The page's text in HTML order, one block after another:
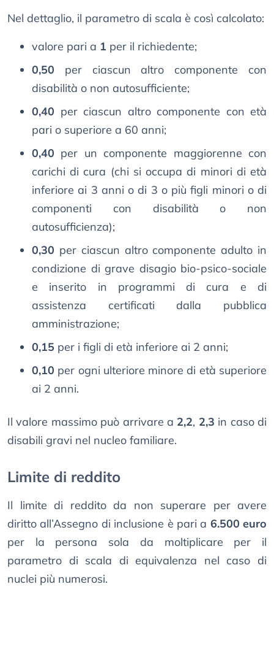
Nel dettaglio, il parametro di scala è così calcolato:
valore pari a 1 per il richiedente;
0,50 per ciascun altro componente con
disabilità o non autosufficiente;
0,40 per ciascun altro componente con età
pari o superiore a 60 anni;
0,40 per un componente maggiorenne con
carichi di cura (chi si occupa di minori di età
inferiore ai 3 anni o di 3 o più figli minori o di
componenti con disabilità o non
autosufficienza);
0,30 per ciascun altro componente adulto in
condizione di grave disagio bio-psico-sociale
e inserito in programmi di cura e di
assistenza certificati dalla pubblica
amministrazione;
0,15 per i figli di età inferiore ai 2 anni;
0,10 per ogni ulteriore minore di età superiore
ai 2 anni.
Il valore massimo può arrivare a 2,2, 2,3 in caso di
disabili gravi nel nucleo familiare.
Limite di reddito
Il limite di reddito da non superare per avere
diritto all’Assegno di inclusione è pari a 6.500 euro
per la persona sola da moltiplicare per il
parametro di scala di equivalenza nel caso di
nuclei più numerosi.